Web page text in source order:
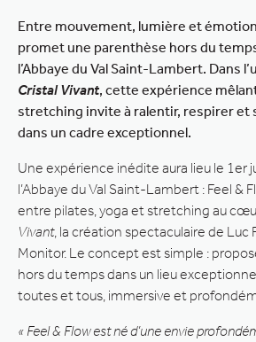
Entre mouvement, lumière et
promet une parenthèse hors du
l’Abbaye du Val Saint-Lambert. Dans
Cristal Vivant, cette expérience
stretching invite à ralentir, respirer et
dans un cadre exceptionnel.
Une expérience inédite aura lieu le 1er
l’Abbaye du Val Saint-Lambert : Feel &
entre pilates, yoga et stretching au
Vivant, la création spectaculaire de Luc
Monitor. Le concept est simple :
hors du temps dans un lieu
toutes et tous, immersive et
« Feel & Flow est né d’une envie